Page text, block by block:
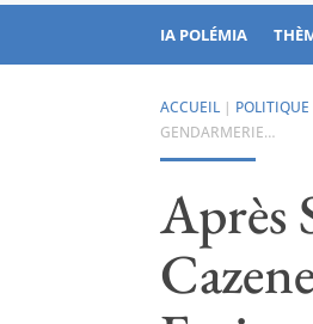
IA POLÉMIA
ACCUEIL | POLITIQUE
GENDARMERIE…
Après